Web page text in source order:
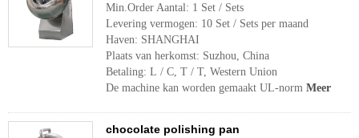
Min.Order Aantal: 1 Set / Sets
Levering vermogen: 10 Set / Sets per maand
Haven: SHANGHAI
Plaats van herkomst: Suzhou, China
Betaling: L / C, T / T, Western Union
De machine kan worden gemaakt UL-norm Meer
chocolate polishing pan